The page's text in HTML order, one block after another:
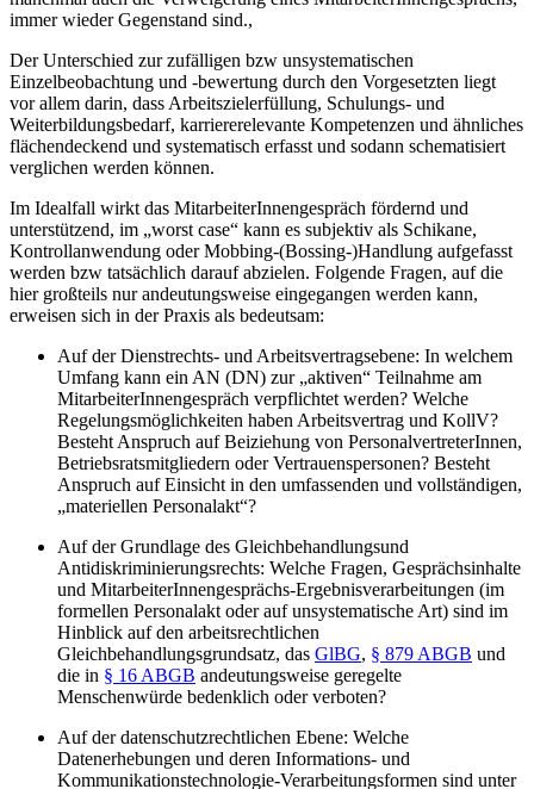
immer wieder Gegenstand sind.,
Der Unterschied zur zufälligen bzw unsystematischen
Einzelbeobachtung und -bewertung durch den Vorgesetzten liegt
vor allem darin, dass Arbeitszielerfüllung, Schulungs- und
Weiterbildungsbedarf, karriererelevante Kompetenzen und ähnliches
flächendeckend und systematisch erfasst und sodann schematisiert
verglichen werden können.
Im Idealfall wirkt das MitarbeiterInnengespräch fördernd und
unterstützend, im „worst case“ kann es subjektiv als Schikane,
Kontrollanwendung oder Mobbing-(Bossing-)Handlung aufgefasst
werden bzw tatsächlich darauf abzielen. Folgende Fragen, auf die
hier großteils nur andeutungsweise eingegangen werden kann,
erweisen sich in der Praxis als bedeutsam:
Auf der Dienstrechts- und Arbeitsvertragsebene: In welchem
Umfang kann ein AN (DN) zur „aktiven“ Teilnahme am
MitarbeiterInnengespräch verpflichtet werden? Welche
Regelungsmöglichkeiten haben Arbeitsvertrag und KollV?
Besteht Anspruch auf Beiziehung von PersonalvertreterInnen,
Betriebsratsmitgliedern oder Vertrauenspersonen? Besteht
Anspruch auf Einsicht in den umfassenden und vollständigen,
„materiellen Personalakt“?
Auf der Grundlage des Gleichbehandlungsund
Antidiskriminierungsrechts: Welche Fragen, Gesprächsinhalte
und MitarbeiterInnengesprächs-Ergebnisverarbeitungen (im
formellen Personalakt oder auf unsystematische Art) sind im
Hinblick auf den arbeitsrechtlichen
Gleichbehandlungsgrundsatz, das GlBG, § 879 ABGB und
die in § 16 ABGB andeutungsweise geregelte
Menschenwürde bedenklich oder verboten?
Auf der datenschutzrechtlichen Ebene: Welche
Datenerhebungen und deren Informations- und
Kommunikationstechnologie-Verarbeitungsformen sind unter